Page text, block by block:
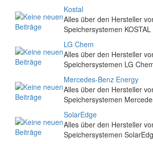
Kostal
Alles über den Hersteller
Speichersystemen KOSTAL
LG Chem
Alles über den Hersteller
Speichersystemen LG
Mercedes-Benz Energy
Alles über den Hersteller
Speichersystemen
SolarEdge
Alles über den Hersteller
Speichersystemen